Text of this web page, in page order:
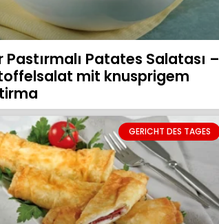
Pastırmalı Patates Salatası –
mit knusprigem
GERICHT DES TAGES